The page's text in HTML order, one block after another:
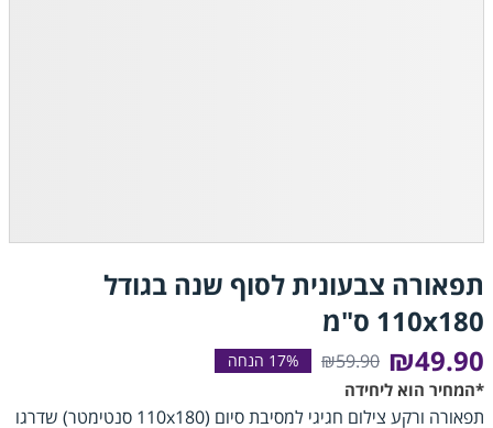
תפאורה צבעונית לסוף שנה בגודל
110x180 ס"מ
₪49.90
₪59.90
*המחיר הוא ליחידה
תפאורה ורקע צילום חגיגי למסיבת סיום (110x180 סנטימטר) שדרגו